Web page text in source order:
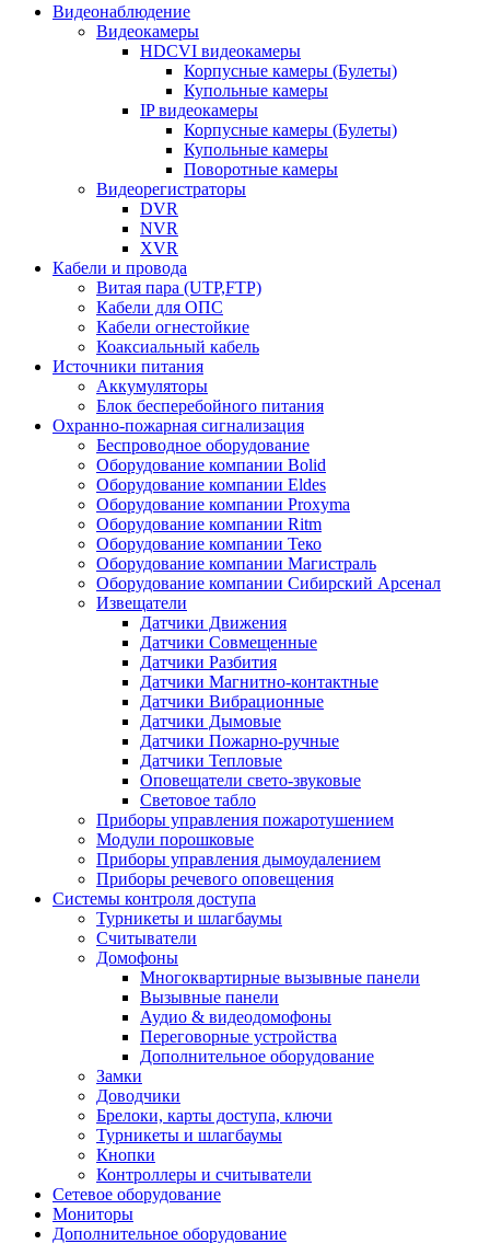
Видеонаблюдение
Видеокамеры
HDCVI видеокамеры
Корпусные камеры (Булеты)
Купольные камеры
IP видеокамеры
Корпусные камеры (Булеты)
Купольные камеры
Поворотные камеры
Видеорегистраторы
DVR
NVR
XVR
Кабели и провода
Витая пара (UTP,FTP)
Кабели для ОПС
Кабели огнестойкие
Коаксиальный кабель
Источники питания
Аккумуляторы
Блок бесперебойного питания
Охранно-пожарная сигнализация
Беспроводное оборудование
Оборудование компании Bolid
Оборудование компании Eldes
Оборудование компании Proxyma
Оборудование компании Ritm
Оборудование компании Теко
Оборудование компании Магистраль
Оборудование компании Сибирский Арсенал
Извещатели
Датчики Движения
Датчики Совмещенные
Датчики Разбития
Датчики Магнитно-контактные
Датчики Вибрационные
Датчики Дымовые
Датчики Пожарно-ручные
Датчики Тепловые
Оповещатели свето-звуковые
Световое табло
Приборы управления пожаротушением
Модули порошковые
Приборы управления дымоудалением
Приборы речевого оповещения
Системы контроля доступа
Турникеты и шлагбаумы
Cчитыватели
Домофоны
Многоквартирные вызывные панели
Вызывные панели
Аудио & видеодомофоны
Переговорные устройства
Дополнительное оборудование
Замки
Доводчики
Брелоки, карты доступа, ключи
Турникеты и шлагбаумы
Кнопки
Контроллеры и считыватели
Сетевое оборудование
Мониторы
Дополнительное оборудование